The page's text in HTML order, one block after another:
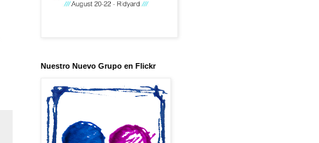
Nuestro Nuevo Grupo en Flickr